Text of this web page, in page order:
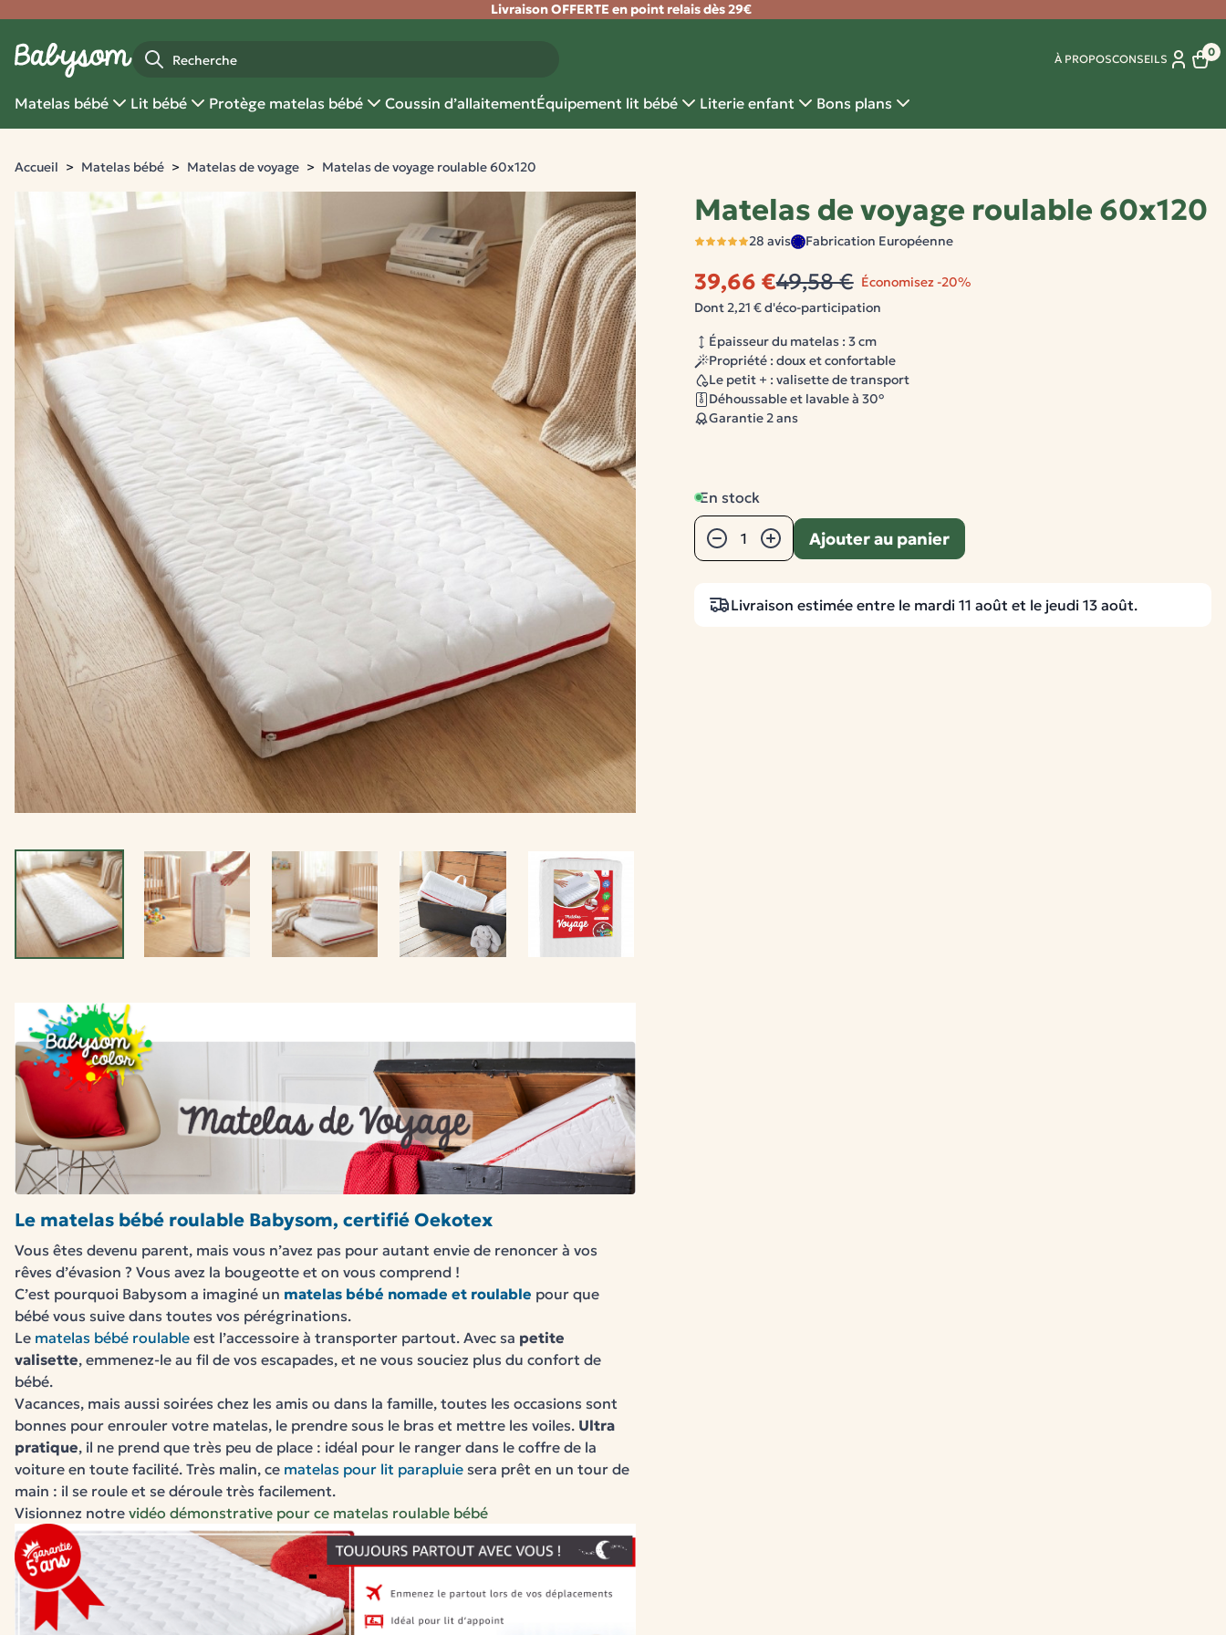
Livraison OFFERTE en point relais dès 29€
À PROPOSCONSEILS
0
Matelas bébé Lit bébé Protège matelas bébé Coussin d’allaitementÉquipement lit bébé Literie enfant Bons plans
Accueil Matelas bébé Matelas de voyage Matelas de voyage roulable 60x120
Matelas de voyage roulable 60x120
28 avis Fabrication Européenne
39,66 €49,58 € Économisez -20%
Dont 2,21 € d'éco-participation
Épaisseur du matelas : 3 cm
Propriété : doux et confortable
Le petit + : valisette de transport
Déhoussable et lavable à 30°
Garantie 2 ans
En stock
Quantité
−
+ Ajouter au panier
Livraison estimée entre le mardi 11 août et le jeudi 13 août.
Le matelas bébé roulable Babysom, certifié Oekotex
Vous êtes devenu parent, mais vous n’avez pas pour autant envie de renoncer à vos
rêves d’évasion ? Vous avez la bougeotte et on vous comprend !
C’est pourquoi Babysom a imaginé un matelas bébé nomade et roulable pour que
bébé vous suive dans toutes vos pérégrinations.
Le matelas bébé roulable est l’accessoire à transporter partout. Avec sa petite
valisette, emmenez-le au fil de vos escapades, et ne vous souciez plus du confort de
bébé.
Vacances, mais aussi soirées chez les amis ou dans la famille, toutes les occasions sont
bonnes pour enrouler votre matelas, le prendre sous le bras et mettre les voiles. Ultra
pratique, il ne prend que très peu de place : idéal pour le ranger dans le coffre de la
voiture en toute facilité. Très malin, ce matelas pour lit parapluie sera prêt en un tour de
main : il se roule et se déroule très facilement.
Visionnez notre vidéo démonstrative pour ce matelas roulable bébé